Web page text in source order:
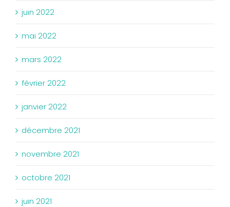
juin 2022
mai 2022
mars 2022
février 2022
janvier 2022
décembre 2021
novembre 2021
octobre 2021
juin 2021